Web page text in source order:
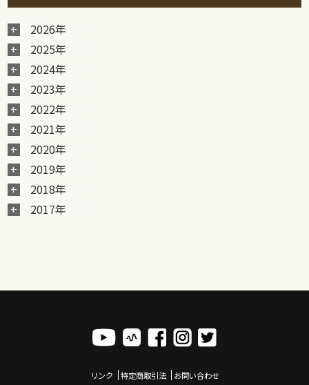
2026年
2025年
2024年
2023年
2022年
2021年
2020年
2019年
2018年
2017年
リンク 特定商取引法 お問い合わせ